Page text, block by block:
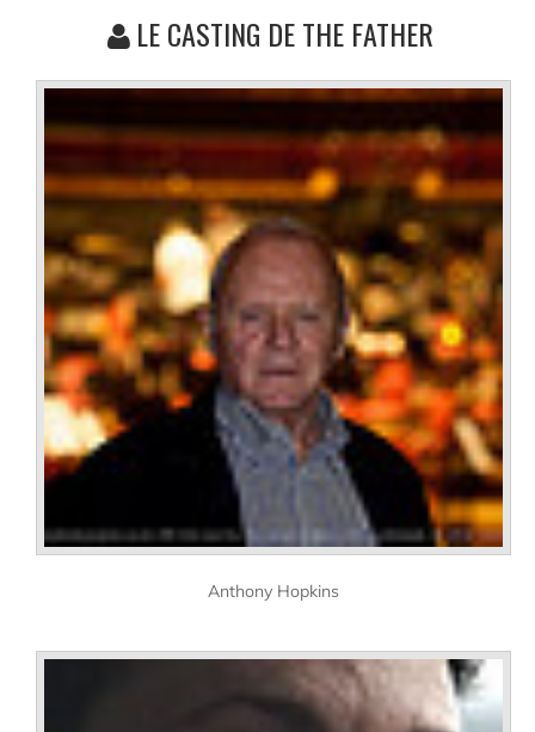
LE CASTING DE THE FATHER
Anthony Hopkins